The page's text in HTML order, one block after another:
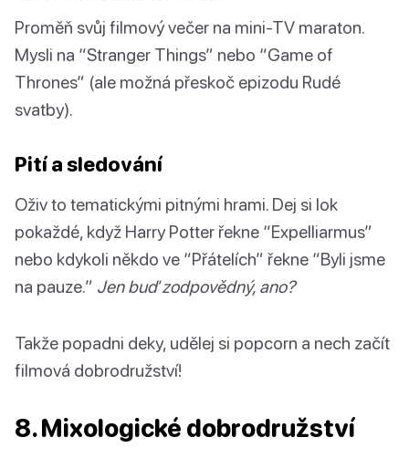
Proměň svůj filmový večer na mini-TV maraton.
Mysli na “Stranger Things” nebo “Game of
Thrones” (ale možná přeskoč epizodu Rudé
svatby).
Pití a sledování
Oživ to tematickými pitnými hrami. Dej si lok
pokaždé, když Harry Potter řekne “Expelliarmus”
nebo kdykoli někdo ve “Přátelích” řekne “Byli jsme
na pauze.” Jen buď zodpovědný, ano?
Takže popadni deky, udělej si popcorn a nech začít
filmová dobrodružství!
8. Mixologické dobrodružství